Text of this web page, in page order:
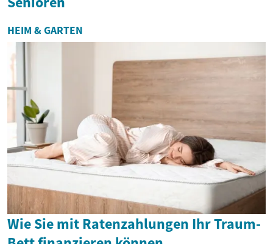
HEIM & GARTEN
Wie Sie mit Ratenzahlungen Ihr Traum-